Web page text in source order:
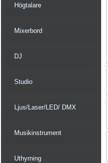
Högtalare
Mixerbord
DJ
Studio
Ljus/Laser/LED/ DMX
Musikinstrument
Uthyrning